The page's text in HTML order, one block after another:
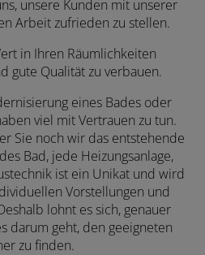
unsere Kunden mit unserer
Arbeit zufrieden zu stellen.
in Ihren Räumlichkeiten
gute Qualität zu verbauen.
eines Bades oder
viel mit Vertrauen zu tun.
Sie noch wir das entstehende
Bad, jede Heizungsanlage,
ist ein Unikat und wird
Vorstellungen und
lohnt es sich, genauer
darum geht, den geeigneten
zu finden.